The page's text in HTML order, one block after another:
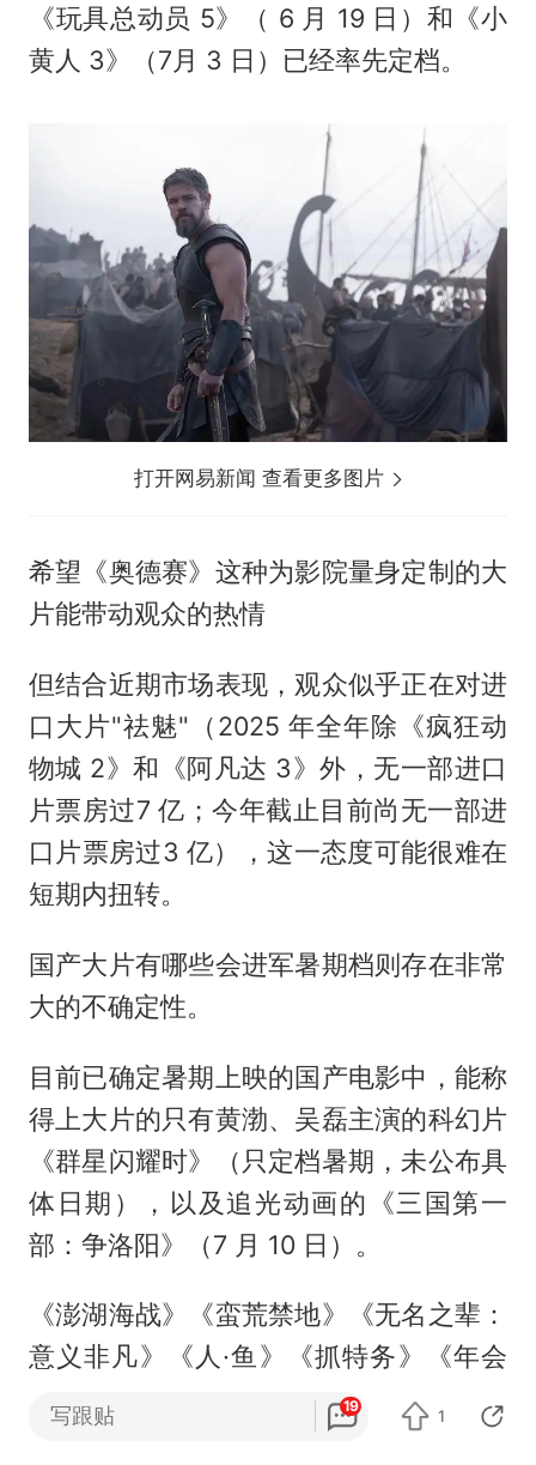
《玩具总动员 5》（ 6 月 19 日）和《小
黄人 3》（7月 3 日）已经率先定档。
打开网易新闻 查看更多图片
希望《奥德赛》这种为影院量身定制的大
片能带动观众的热情
但结合近期市场表现，观众似乎正在对进
口大片"祛魅"（2025 年全年除《疯狂动
物城 2》和《阿凡达 3》外，无一部进口
片票房过7 亿；今年截止目前尚无一部进
口片票房过3 亿），这一态度可能很难在
短期内扭转。
国产大片有哪些会进军暑期档则存在非常
大的不确定性。
目前已确定暑期上映的国产电影中，能称
得上大片的只有黄渤、吴磊主演的科幻片
《群星闪耀时》（只定档暑期，未公布具
体日期），以及追光动画的《三国第一
部：争洛阳》（7 月 10 日）。
《澎湖海战》《蛮荒禁地》《无名之辈：
意义非凡》《人·鱼》《抓特务》《年会
不能停！2》《转年花开》《欢迎来到龙
餐馆》《怒火漫延》等待映国产片看起来
写跟贴 19
1